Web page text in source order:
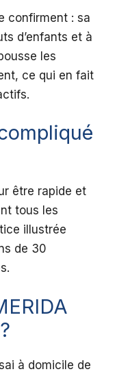
confirment : sa
d’enfants et à
les
ce qui en fait
être rapide et
tous les
illustrée
de 30
à domicile de